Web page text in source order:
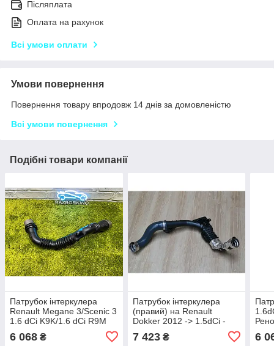
Післяплата
Оплата на рахунок
Всі умови оплати
Умови повернення
Повернення товару впродовж 14 днів за домовленістю
Всі умови повернення
Подібні товари компанії
Патрубок інтеркулера
Renault Megane 3/Scenic 3
1.6 dCi K9K/1.6 dCi R9M
144603264R Рено Меган
3/Сценік 3
6 068 ₴
Патрубок інтеркулера
(правий) на Renault
Dokker 2012 -> 1.5dCi -
144604018R
7 423₴ 6